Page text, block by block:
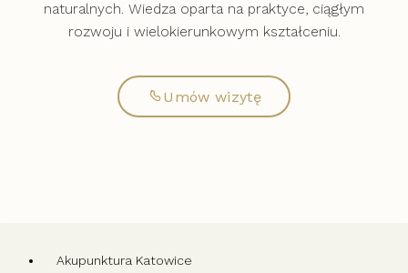
naturalnych. Wiedza oparta na praktyce, ciągłym
rozwoju i wielokierunkowym kształceniu.
Umów wizytę
Akupunktura Katowice